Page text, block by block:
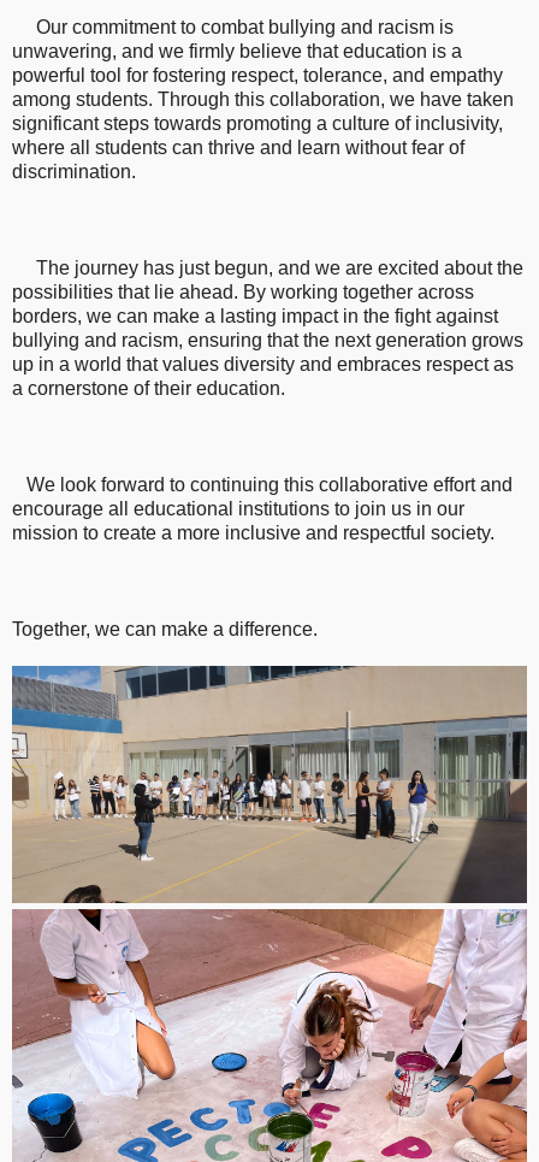
Our commitment to combat bullying and racism is
unwavering, and we firmly believe that education is a
powerful tool for fostering respect, tolerance, and empathy
among students. Through this collaboration, we have taken
significant steps towards promoting a culture of inclusivity,
where all students can thrive and learn without fear of
discrimination.
The journey has just begun, and we are excited about the
possibilities that lie ahead. By working together across
borders, we can make a lasting impact in the fight against
bullying and racism, ensuring that the next generation grows
up in a world that values diversity and embraces respect as
a cornerstone of their education.
We look forward to continuing this collaborative effort and
encourage all educational institutions to join us in our
mission to create a more inclusive and respectful society.
Together, we can make a difference.